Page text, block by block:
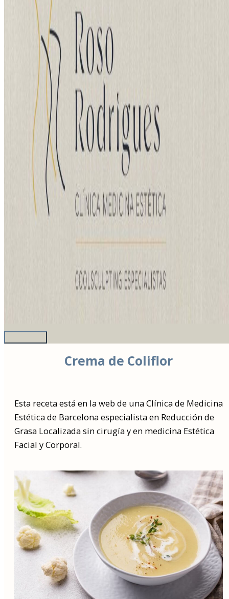
Crema de Coliflor
Esta receta está en la web de una Clínica de Medicina
Estética de Barcelona especialista en Reducción de
Grasa Localizada sin cirugía y en medicina Estética
Facial y Corporal.